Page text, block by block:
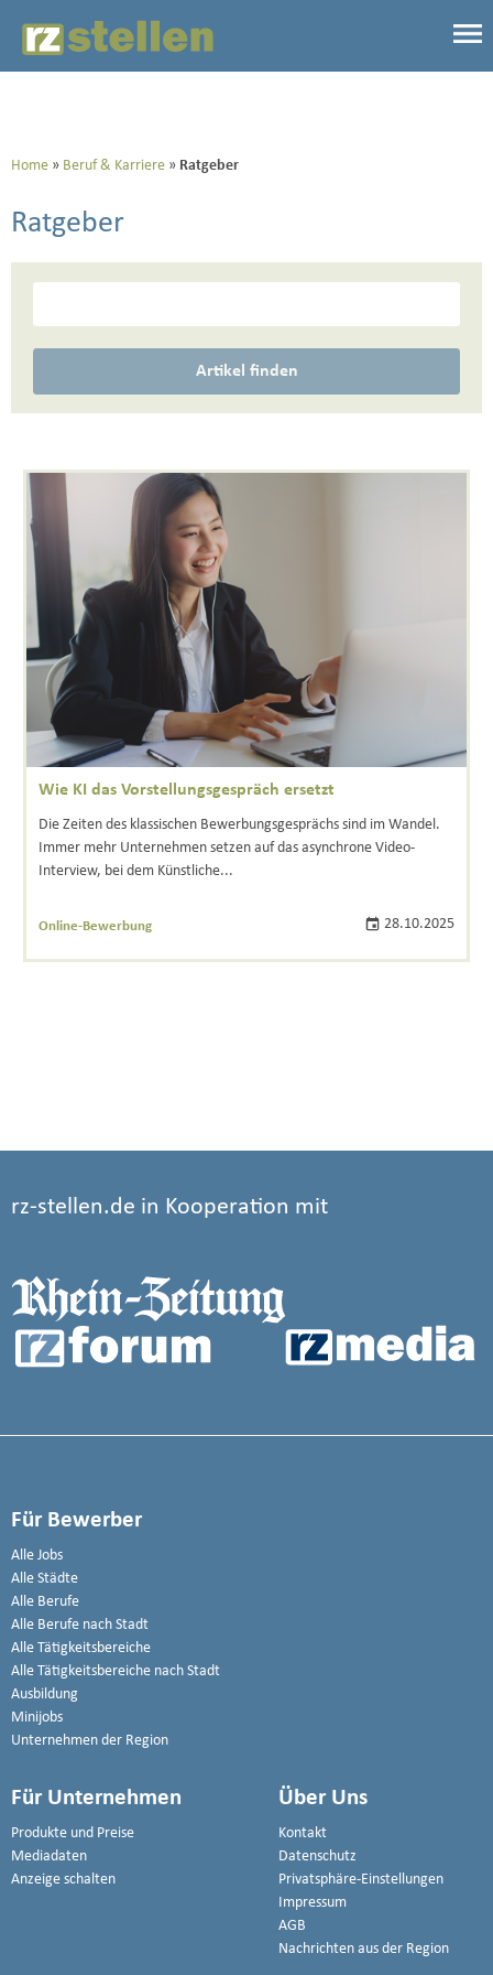
Home Beruf & Karriere Ratgeber
Ratgeber
Artikel finden
Wie KI das Vorstellungsgespräch ersetzt
Die Zeiten des klassischen Bewerbungsgesprächs sind im Wandel.
Immer mehr Unternehmen setzen auf das asynchrone Video-
Interview, bei dem Künstliche...
Online-Bewerbung 28.10.2025
rz-stellen.de in Kooperation mit
Für Bewerber
Alle Jobs
Alle Städte
Alle Berufe
Alle Berufe nach Stadt
Alle Tätigkeitsbereiche
Alle Tätigkeitsbereiche nach Stadt
Ausbildung
Minijobs
Unternehmen der Region
Für Unternehmen
Produkte und Preise
Mediadaten
Anzeige schalten
Über Uns
Kontakt
Datenschutz
Privatsphäre-Einstellungen
Impressum
AGB
Nachrichten aus der Region